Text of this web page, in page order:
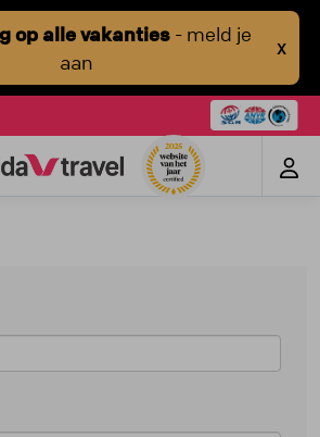
op alle vakanties- meld je
aan
X